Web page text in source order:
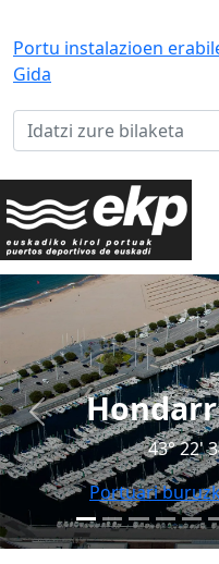
Portu instalazioen
Gida
Molla -
43° 21'
Portuari
Previous